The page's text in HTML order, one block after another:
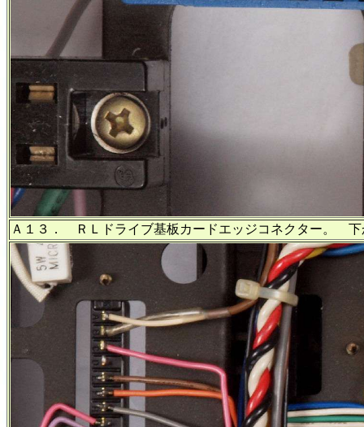
Ａ１３． ＲＬドライブ基板カードエッジコネクター。 下